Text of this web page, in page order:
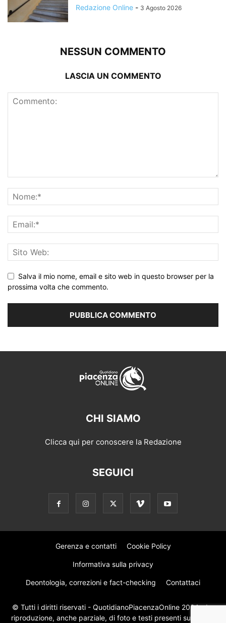
Redazione Online - 3 Agosto 2026
NESSUN COMMENTO
LASCIA UN COMMENTO
Salva il mio nome, email e sito web in questo browser per la
prossima volta che commento.
CHI SIAMO
Clicca qui per conoscere la Redazione
SEGUICI
Gerenza e contatti Cookie Policy
Informativa sulla privacy
Deontologia, correzioni e fact-checking Contattaci
© Tutti i diritti riservati - QuotidianoPiacenzaOnline 2024 - La
riproduzione, anche parziale, di foto e testi presenti su questo